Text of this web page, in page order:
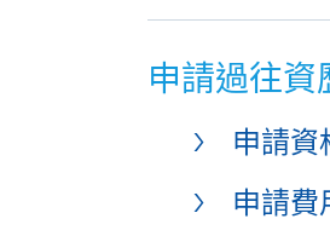
申請過往資
申請資
申請費